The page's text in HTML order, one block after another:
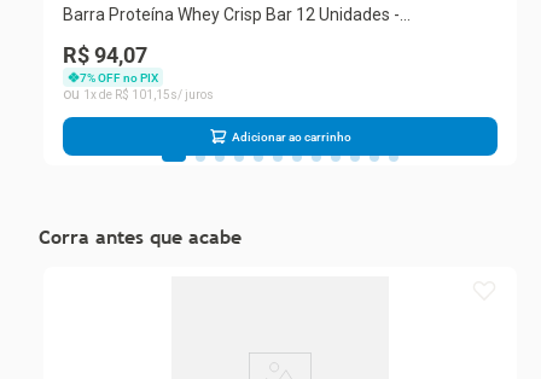
Barra Proteína Whey Crisp Bar 12 Unidades -
R$ 94,07
7% OFF no PIX
1
R$ 101 15
Adicionar ao carrinho
Corra antes que acabe